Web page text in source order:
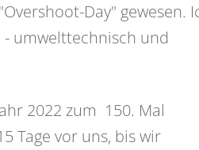
Day" gewesen.
umwelttechnisch und
2022 zum 150. Mal
Tage vor uns, bis wir